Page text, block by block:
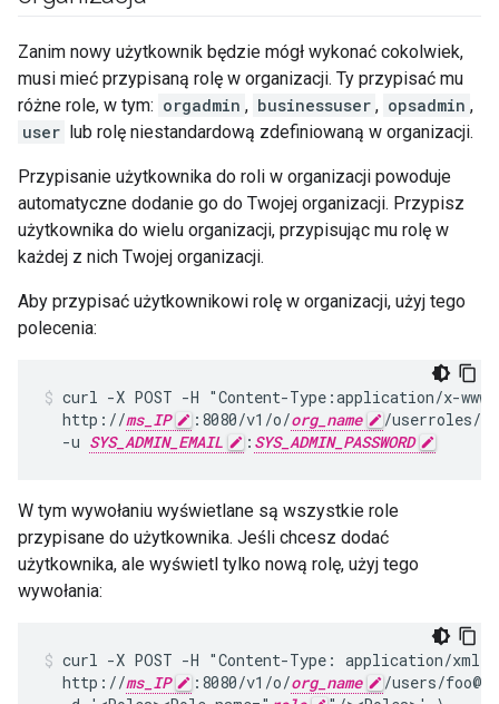
Zanim nowy użytkownik będzie mógł wykonać cokolwiek,
musi mieć przypisaną rolę w organizacji. Ty przypisać mu
różne role, w tym: orgadmin , businessuser , opsadmin ,
user lub rolę niestandardową zdefiniowaną w organizacji.
Przypisanie użytkownika do roli w organizacji powoduje
automatyczne dodanie go do Twojej organizacji. Przypisz
użytkownika do wielu organizacji, przypisując mu rolę w
każdej z nich Twojej organizacji.
Aby przypisać użytkownikowi rolę w organizacji, użyj tego
polecenia:
curl -X POST -H "Content-Type:application/x-
  http://
ms_IP :8080/v1/o/org_name /userroles/
  -u
SYS_ADMIN_EMAIL : SYS_ADMIN_PASSWORD
W tym wywołaniu wyświetlane są wszystkie role
przypisane do użytkownika. Jeśli chcesz dodać
użytkownika, ale wyświetl tylko nową rolę, użyj tego
wywołania:
curl -X POST -H "Content-Type: application/
  http://
ms_IP :8080/v1/o/org_name
/users/